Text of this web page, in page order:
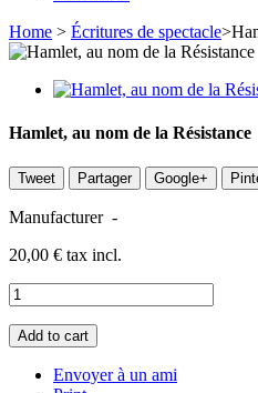
Home > Écritures de spectacle>
Hamlet, au nom de la Résistance
Tweet Partager Google+
Manufacturer -
20,00 € tax incl.
Add to cart
Envoyer à un ami